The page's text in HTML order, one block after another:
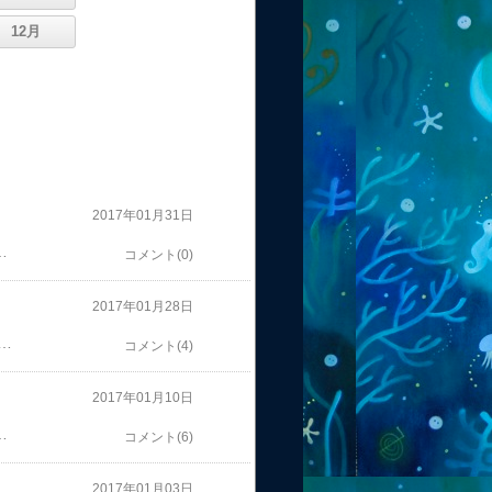
12月
2017年01月31日
コメント(0)
で、その火星人遺伝子をここ最近、完全に調整したのですがえ～こんなにも平和な感覚なのか～と驚くぐらいの感覚の変化を感じています。私は牡羊座なので、星座的にも火星なのでカナダのクラスで、ロンから「最も静かなのりこが火星なんだね〜」なんて言われたものの表面上はそう見えなくても、実際はけっこう火星人気質だったんだなあと。で、プレアデスだけは、今は調整できないと出てきてしまうので遺伝があるのはわかってはいるものの、まだ調整していないわけです。実は、プレアデスに関しては、かれこれ１０年以上前にバーバラ・マーシアックの「プレアデス、光の家族」「プレアデス地球をひらく鍵」「プレアデス＋かく語りき」ややアモラクァンインの「プレアデス覚醒への道」などプレアデス関係の本は、ほとんど読んでいて当時はプレアデスの愛や叡智やスピリチュアリティに感動だったのですが確か３年ぐらい前に「地に足がついたスピリチュアルが大切だし、もうプレアデスの教えもいいかな」ということで、プレアデス関連の本は全て処分していました。ですから、最近、プレアデス遺伝がある、と出てきた時もあ～だから昔、あんなにも惹かれていたんだなあと、納得。プレアデスの性質は、基本的にポジティブなのでこの遺伝だけだと、とても楽というか、人と話すのも楽しいし例えば、店で見知らぬレジの人と話しても愛や親しみを感じるのです。 ただ問題なのは、これがあるからなのか、何となく使命感みたいなものが強くなってしまう感があったり、完璧主義が強くなってしまうようで「役立たず」を提唱？している私としてはまずいというかセッションも好きなこととは言え、どうしてもやりすぎてしまうわけでいずれこれを調整する時がやってくるのだろうなあと。多分、今、この使命感があるから、フィボナッチのクラスのオーガナイズなんて私の性分に合わないことをやっているのかも。もしかして、今回のクラスが終わったら、私の身体は調整を許すのかもしれません。このプレアデス遺伝の人も、クライアントさんに結構多くて私はクライアントさんには伝えないのですが身体から情報が上がってくると、心の中で『あ～この人もプレアデスなんだなあ」なんて思いつつ、セッションをやっていたりするわけです。で、人によっては、プレアデス＋グレイ＋金星＋火星＋シリウスとか入り混じって遺伝を持っていたりするのでそうなると人嫌いで、愛情深くて、被害者意識で、人に尽くして、破壊的みたいな、もう、一体、どういう性質やねん、と言いたくなるほど様々な性質が入り混じっているのですね。人って、本当様々な側面があるので、深く探っていくといろんな面が出てきて、面白いなあと。 先日、別のクライアントさんに「宇宙人のままでは、悪いんですか？」と言われたのですがいや、何も悪くないし、問題はないわけですがそれが強いと、この世界で生き辛くなるのは確かです。特に女性の場合は、宇宙人遺伝子があると、女性性が失われてしまうんですよね。グレイ、シリウス、オリオン、火星というのは男性的なエネルギーなのでこのあたりの遺伝を多くもっている女性は基本的に責任感が強かったり、感覚ではなく論理で動くので、男性に甘えたり、セクシャリティを表現したり感情を上手く表現したりが苦手な方が多いです。女性性というのは、基本的に人間特有のものとも言えるのかなあ？というのを最近、思うようになりました。 さて、修の方の遺伝の調整はかなり大変でこのハードスケジュールの中、途中でめげそうになりながらも何度か夜中までセッションを行ってハワイに出発前に、シリウス、オリオン、グレイに関する遺伝の調整を行いました。なぜ、ハワイ前にやっておく必要があったのかというと多分、このリトリートには、宇宙系の方が多く来られそうだな～というのは、なんとなくわかっているからなんですがセラピスト自身がその遺伝を持っていると、クライアントのその遺伝に関する調整が上手くできなくなってしまうんですよね～。（今のところ、クライアントさんのプレアデスの遺伝は私は調整できないので）修は、金星遺伝はまだ残っているので、人に尽くすとか申し訳ないというのは、どこかにあると思うんですがそれはまだ残しといてもいいか～と。（ふふ、金星だけ残しておいて、私に尽くしてもらおう、っていう魂胆？ ） ということで、ハワイはどんなストーリーが待っているのやら。次回は常夏のハワイからお届けします～ （あ～、まだ荷物全部、詰めてなかった～この一旦やりだしたら止めれない性質は一体、何星人なのか？ ）
2017年01月28日
コメント(4)
2017年01月10日
コメント(6)
2017年01月03日